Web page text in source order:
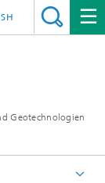
Geotechnologien